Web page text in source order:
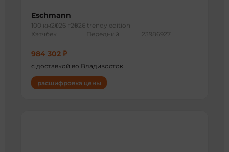
Eschmann
100 км2026 г 2026 trendy edition
Хэтчбек
Передний 23986927
984 302 ₽
с доставкой во Владивосток
расшифровка цены